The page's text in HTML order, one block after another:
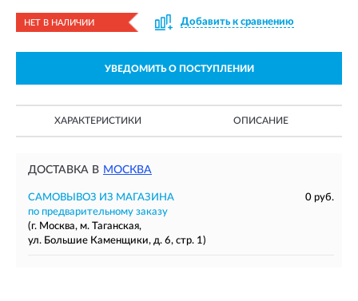
НЕТ В НАЛИЧИИ Добавить к сравнению
УВЕДОМИТЬ О ПОСТУПЛЕНИИ
ХАРАКТЕРИСТИКИ ОПИСАНИЕ
ДОСТАВКА В МОСКВА
САМОВЫВОЗ ИЗ МАГАЗИНА
0 руб.
по предварительному заказу
(г. Москва, м. Таганская,
ул. Большие Каменщики, д. 6, стр. 1)